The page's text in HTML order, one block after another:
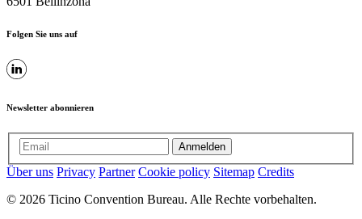
Folgen Sie uns auf
Newsletter abonnieren
Anmelden
Über uns Privacy Partner Cookie policy Sitemap Credits
© 2026 Ticino Convention Bureau. Alle Rechte vorbehalten.